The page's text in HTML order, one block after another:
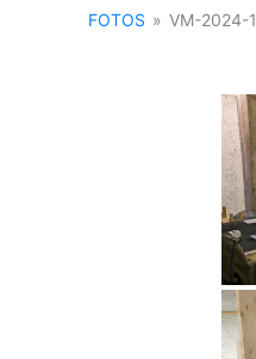
FOTOS » VM-2024-1